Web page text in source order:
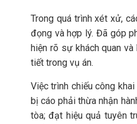
Trong quá trình xét xử,
đọng và hợp lý. Đã góp
hiện rõ sự khách quan
tiết trong vụ án.
Việc trình chiếu công
bị cáo phải thừa nhận
tòa; đạt hiệu quả tuyên